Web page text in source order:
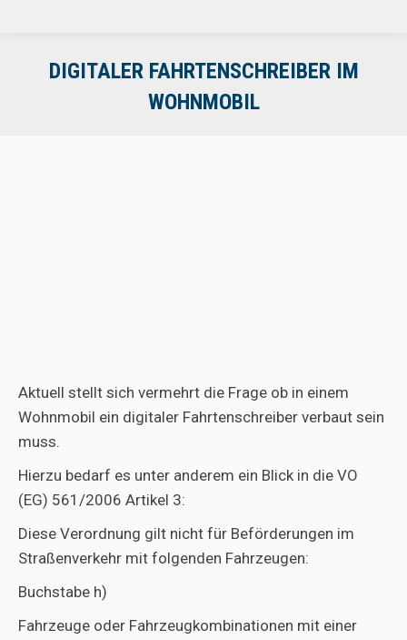
DIGITALER FAHRTENSCHREIBER IM
WOHNMOBIL
Aktuell stellt sich vermehrt die Frage ob in einem
Wohnmobil ein digitaler Fahrtenschreiber verbaut sein
muss.
Hierzu bedarf es unter anderem ein Blick in die VO
(EG) 561/2006 Artikel 3:
Diese Verordnung gilt nicht für Beförderungen im
Straßenverkehr mit folgenden Fahrzeugen:
Buchstabe h)
Fahrzeuge oder Fahrzeugkombinationen mit einer